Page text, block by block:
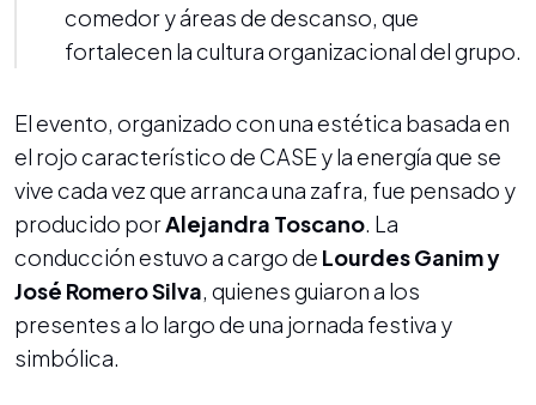
comedor y áreas de descanso, que
fortalecen la cultura organizacional del grupo.
El evento, organizado con una estética basada en
el rojo característico de CASE y la energía que se
vive cada vez que arranca una zafra, fue pensado y
producido porAlejandra Toscano. La
conducción estuvo a cargo de Lourdes Ganim y
José Romero Silva, quienes guiaron a los
presentes a lo largo de una jornada festiva y
simbólica.